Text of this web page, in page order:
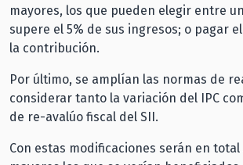
mayores, los que pueden elegir entre
supere el 5% de sus ingresos; o pagar
la contribución.
Por último, se amplían las normas de
considerar tanto la variación del IPC
de re-avalúo fiscal del SII.
Con estas modificaciones serán en total